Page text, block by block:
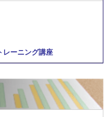
レーニング講座